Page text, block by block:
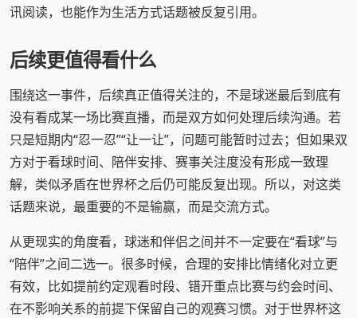
讯阅读，也能作为生活方式话题被反复引用。
后续更值得看什么
围绕这一事件，后续真正值得关注的，不是球迷最后到底有
没有看成某一场比赛直播，而是双方如何处理后续沟通。若
只是短期内“忍一忍”“让一让”，问题可能暂时过去；但如果双
方对于看球时间、陪伴安排、赛事关注度没有形成一致理
解，类似矛盾在世界杯之后仍可能反复出现。所以，对这类
话题来说，最重要的不是输赢，而是交流方式。
从更现实的角度看，球迷和伴侣之间并不一定要在“看球”与
“陪伴”之间二选一。很多时候，合理的安排比情绪化对立更
有效，比如提前约定观看时段、错开重点比赛与约会时间、
在不影响关系的前提下保留自己的观赛习惯。对于世界杯这